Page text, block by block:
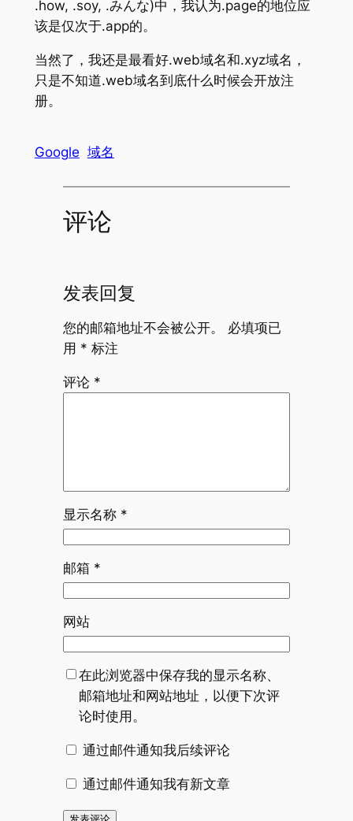
.how, .soy, .みんな)中，我认为.page的地位应
该是仅次于.app的。
当然了，我还是最看好.web域名和.xyz域名，
只是不知道.web域名到底什么时候会开放注
册。
Google 域名
评论
发表回复
您的邮箱地址不会被公开。
必填项已
用 * 标注
评论 *
显示名称 *
邮箱 *
网站
在此浏览器中保存我的显示名称、
邮箱地址和网站地址，以便下次评
论时使用。
通过邮件通知我后续评论
通过邮件通知我有新文章